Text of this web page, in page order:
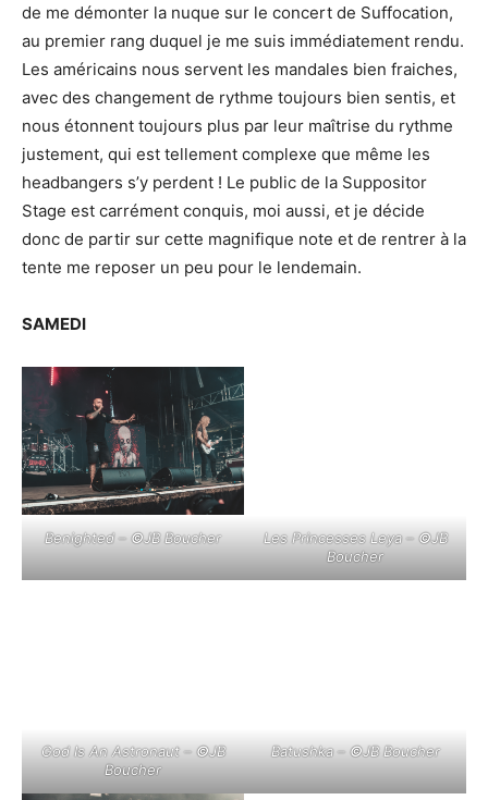
de me démonter la nuque sur le concert de Suffocation,
au premier rang duquel je me suis immédiatement rendu.
Les américains nous servent les mandales bien fraiches,
avec des changement de rythme toujours bien sentis, et
nous étonnent toujours plus par leur maîtrise du rythme
justement, qui est tellement complexe que même les
headbangers s’y perdent ! Le public de la Suppositor
Stage est carrément conquis, moi aussi, et je décide
donc de partir sur cette magnifique note et de rentrer à la
tente me reposer un peu pour le lendemain.
SAMEDI
Benighted – ©JB Boucher Les Princesses Leya – ©JB
Boucher
God Is An Astronaut – ©JB
Boucher
Batushka – ©JB Boucher